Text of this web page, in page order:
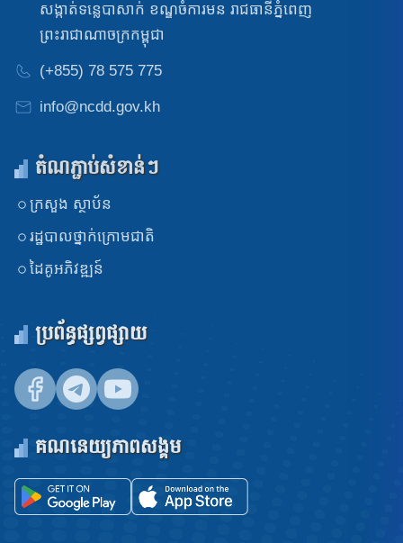
សង្កាត់ទន្លេបាសាក់ ខណ្ឌចំការមន រាជធានីភ្នំពេញ
ព្រះរាជាណាចក្រកម្ពុជា
(+855) 78 575 775
info@ncdd.gov.kh
តំណភ្ជាប់សំខាន់ៗ
ក្រសួង​ ស្ថាប័ន
រដ្ឋបាលថ្នាក់ក្រោមជាតិ
ដៃគូអភិវឌ្ឍន៍
ប្រព័ន្ធផ្សព្វផ្សាយ
គណនេយ្យភាពសង្គម